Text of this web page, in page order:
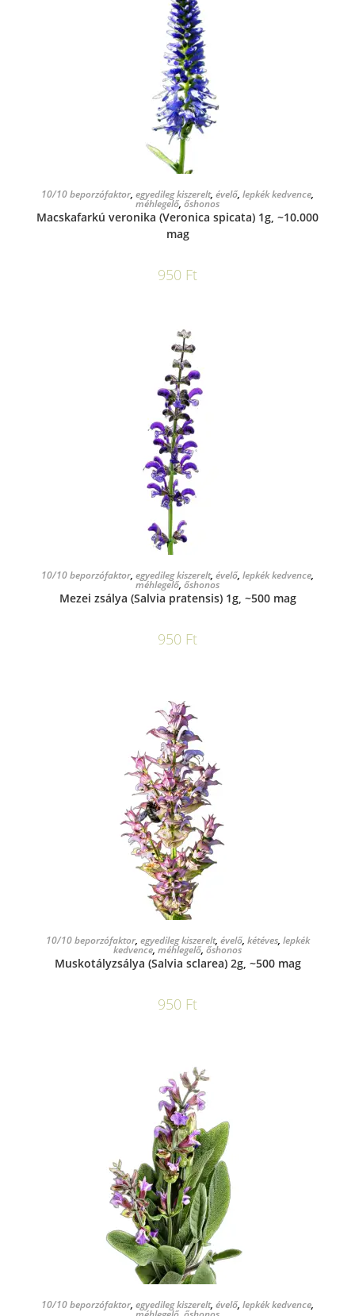
KOSÁRBA TESZEM
10/10 beporzófaktor, egyedileg kiszerelt, évelő, lepkék kedvence,
méhlegelő, őshonos
Macskafarkú veronika (Veronica spicata) 1g, ~10.000
mag
950 Ft
KOSÁRBA TESZEM
10/10 beporzófaktor, egyedileg kiszerelt, évelő, lepkék kedvence,
méhlegelő, őshonos
Mezei zsálya (Salvia pratensis) 1g, ~500 mag
950 Ft
KOSÁRBA TESZEM
10/10 beporzófaktor, egyedileg kiszerelt, évelő, kétéves, lepkék
kedvence, méhlegelő, őshonos
Muskotályzsálya (Salvia sclarea) 2g, ~500 mag
950 Ft
KOSÁRBA TESZEM
10/10 beporzófaktor, egyedileg kiszerelt, évelő, lepkék kedvence,